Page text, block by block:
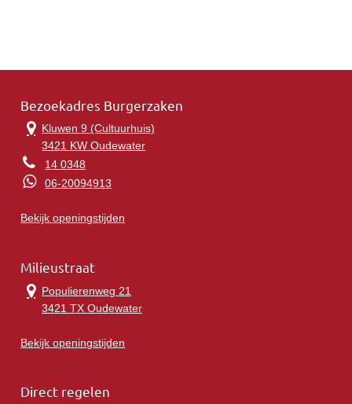
Bezoekadres Burgerzaken
Kluwen 9 (Cultuurhuis)
3421 KW Oudewater
14 0348
06-20094913
Bekijk openingstijden
Milieustraat
Populierenweg 21
3421 TX Oudewater
Bekijk openingstijden
Direct regelen